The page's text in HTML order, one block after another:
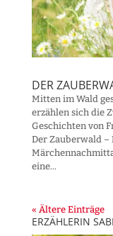
DER
Mitten im Wald
erzählen sich die
Geschichten von
Der Zauberwald –
eine...
« Ältere Einträge
ERZÄHLERIN